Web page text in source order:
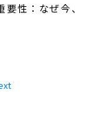
性：なぜ今、